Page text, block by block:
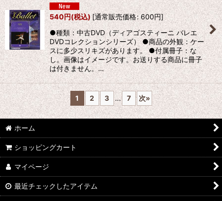
540円(税込) [通常販売価格: 600円]
●種類：中古DVD（ディアゴスティーニ バレエ
DVDコレクションシリーズ） ●商品の外観：ケー
スに多少スリキズがあります。 ●付属冊子：な
し。画像はイメージです。お送りする商品に冊子
は付きません。…
1 2 3 ... 7 次»
ホーム
ショッピングカート
マイページ
最近チェックしたアイテム